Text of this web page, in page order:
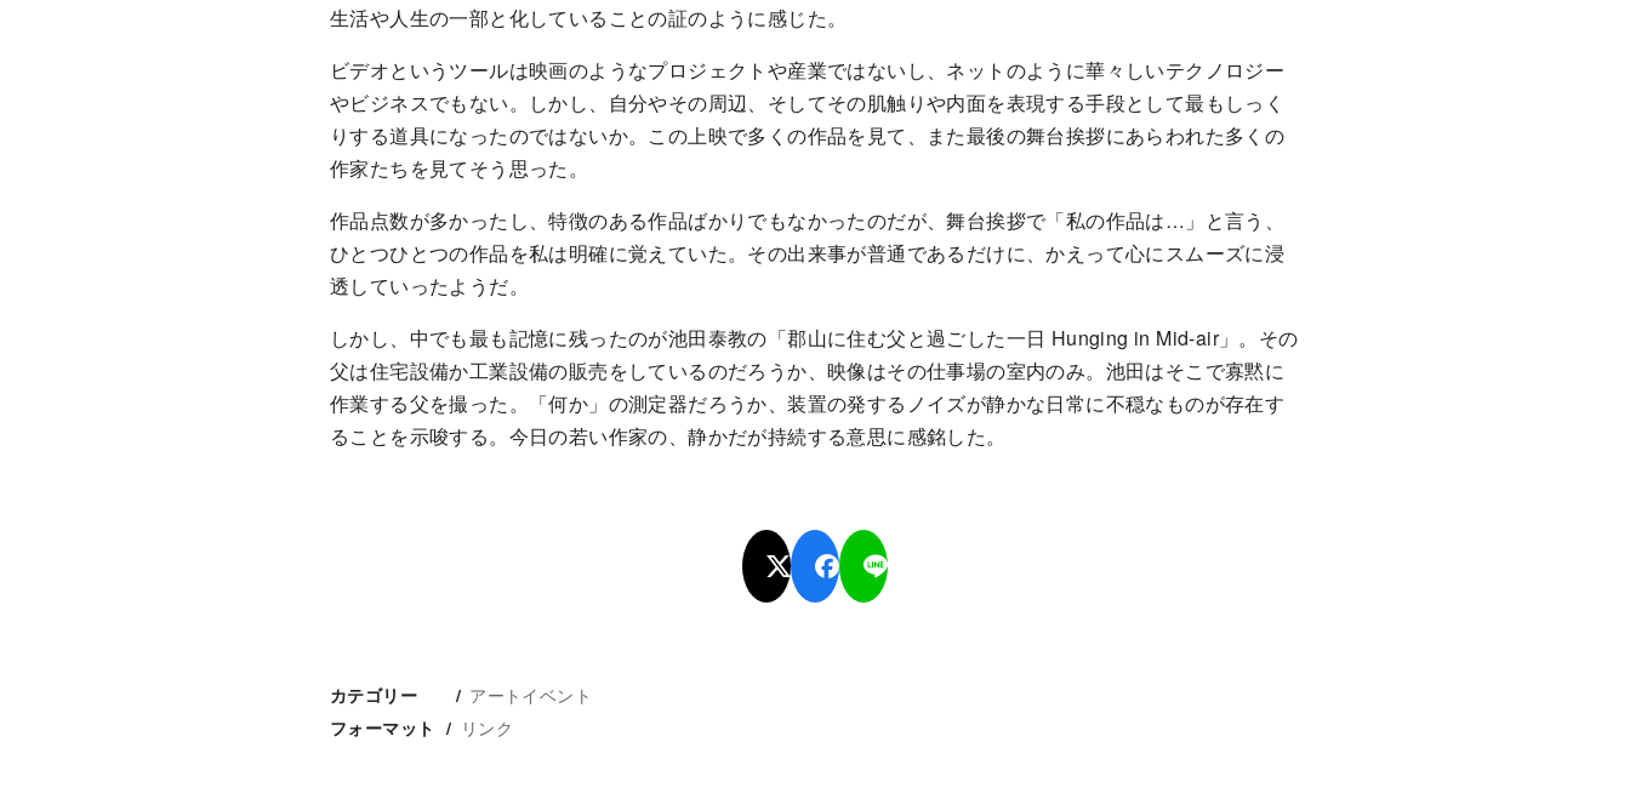
生活や人生の一部と化していることの証のように感じた。
ビデオというツールは映画のようなプロジェクトや産業ではないし、ネットのように華々しいテクノロジー
やビジネスでもない。しかし、自分やその周辺、そしてその肌触りや内面を表現する手段として最もしっく
りする道具になったのではないか。この上映で多くの作品を見て、また最後の舞台挨拶にあらわれた多くの
作家たちを見てそう思った。
作品点数が多かったし、特徴のある作品ばかりでもなかったのだが、舞台挨拶で「私の作品は…」と言う、
ひとつひとつの作品を私は明確に覚えていた。その出来事が普通であるだけに、かえって心にスムーズに浸
透していったようだ。
しかし、中でも最も記憶に残ったのが池田泰教の「郡山に住む父と過ごした一日 Hunging in Mid-air」。その
父は住宅設備か工業設備の販売をしているのだろうか、映像はその仕事場の室内のみ。池田はそこで寡黙に
作業する父を撮った。「何か」の測定器だろうか、装置の発するノイズが静かな日常に不穏なものが存在す
ることを示唆する。今日の若い作家の、静かだが持続する意思に感銘した。
カテゴリー アートイベント
フォーマット リンク